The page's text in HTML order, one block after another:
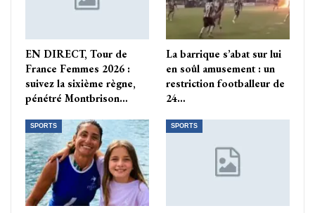
EN DIRECT, Tour de
France Femmes 2026 :
suivez la sixième règne,
pénétré Montbrison…
La barrique s’abat sur lui
en soûl amusement : un
restriction footballeur de
24…
SPORTS SPORTS